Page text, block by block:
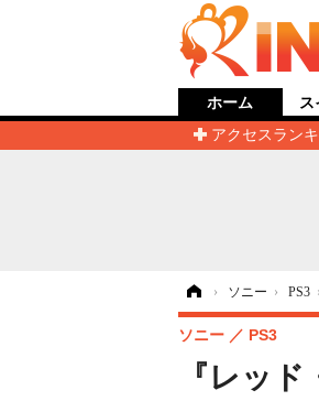
ホーム
アクセスラン
› ソニー › PS3
『レッ
ソニー PS3